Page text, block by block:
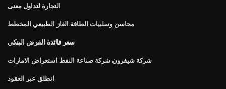
التجارة لتداول معنى
محاسن وسلبيات الطاقة الغاز الطبيعي المخطط
سعر فائدة القرض البنكي
شركة شيفرون شركة صناعة النفط استعراض الامارات
انطلق عبر العقود